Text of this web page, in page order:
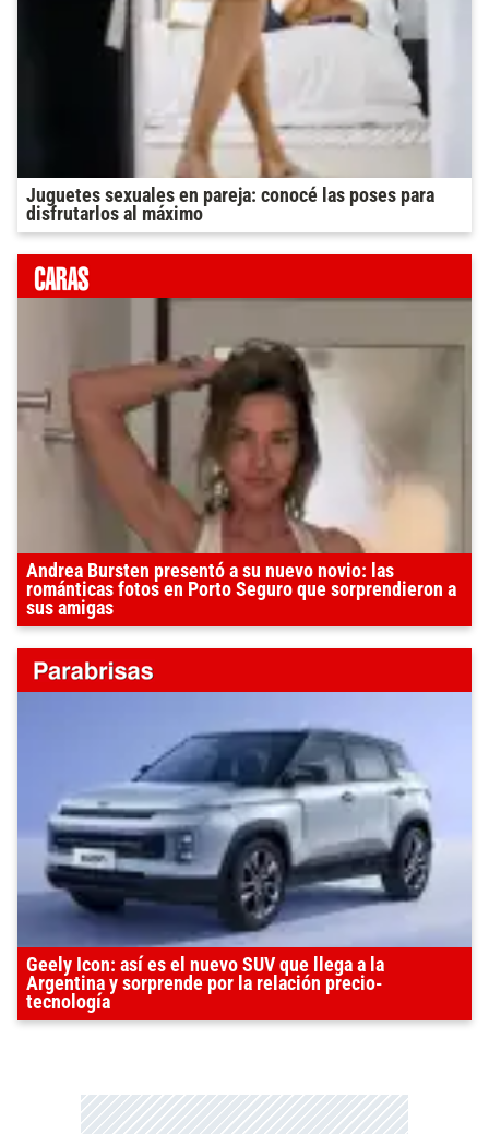
Juguetes sexuales en pareja: conocé las poses para
disfrutarlos al máximo
Andrea Bursten presentó a su nuevo novio: las
románticas fotos en Porto Seguro que sorprendieron a
sus amigas
Geely Icon: así es el nuevo SUV que llega a la
Argentina y sorprende por la relación precio-
tecnología